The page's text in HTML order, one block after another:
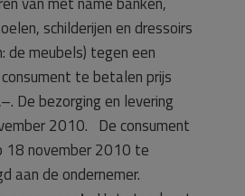
schilderijen en dressoirs
de meubels) tegen een
te betalen prijs
De bezorging en levering
2010. De consument
november 2010 te
aan de ondernemer.